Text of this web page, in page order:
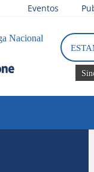
Eventos
Nacional